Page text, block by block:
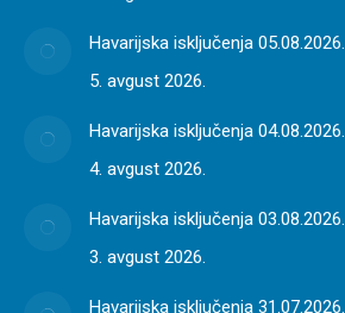
Havarijska isključenja 05.08.2026.
5. avgust 2026.
Havarijska isključenja 04.08.2026.
4. avgust 2026.
Havarijska isključenja 03.08.2026.
3. avgust 2026.
Havarijska isključenja 31.07.2026.